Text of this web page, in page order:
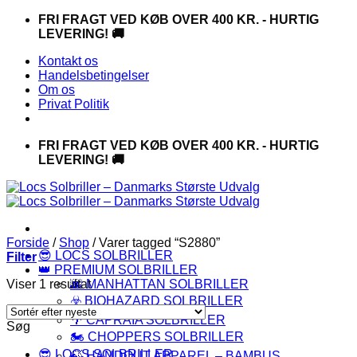
FortsætFRI FRAGT VED KØB OVER 400 KR. - HURTIG
LEVERING! 🚚
Kontakt os
Handelsbetingelser
Om os
Privat Politik
FRI FRAGT VED KØB OVER 400 KR. - HURTIG
LEVERING! 🚚
😎 LOCS SOLBRILLER
👑 PREMIUM SOLBRILLER
🌆 MANHATTAN SOLBRILLER
☣️ BIOHAZARD SOLBRILLER
🌴 CAPRAIA SOLBRILLER
🏍️ CHOPPERS SOLBRILLER
Forside / Shop /Varer tagged “S2880”
Filter
Viser 1 resultat
Søg
😎 LOCS SOLBRILLER